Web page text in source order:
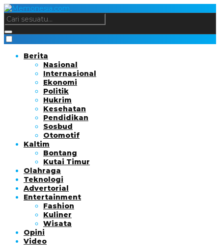
Berita
Nasional
Internasional
Ekonomi
Politik
Hukrim
Kesehatan
Pendidikan
Sosbud
Otomotif
Kaltim
Bontang
Kutai Timur
Olahraga
Teknologi
Advertorial
Entertainment
Fashion
Kuliner
Wisata
Opini
Video